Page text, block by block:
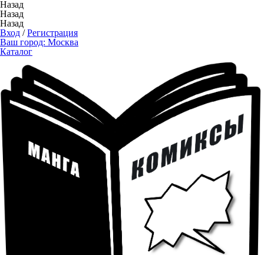
Назад
Назад
Назад
Вход /Регистрация
Ваш город: Москва
Каталог